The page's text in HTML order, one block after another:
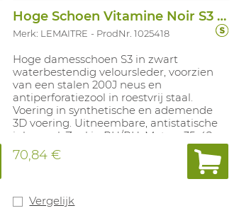
Hoge Schoen Vitamine Noir S3 SRC
Merk: LEMAITRE ProdNr. 1025418
Hoge damesschoen S3 in zwart
waterbestendig veloursleder, voorzien
van een stalen 200J neus en
antiperforatiezool in roestvrij staal.
Voering in synthetische en ademende
3D voering. Uitneembare, antistatische
inlegzool. Zool in PU/PU. Maten: 35-42.
70,84 €
Vergelijk